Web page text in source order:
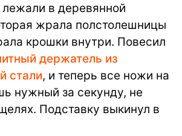
в деревянной
жрала полстолешницы
крошки внутри. Повесил
держатель из
стали, и теперь все ножи на
нужный за секунду, не
Подставку выкинул в